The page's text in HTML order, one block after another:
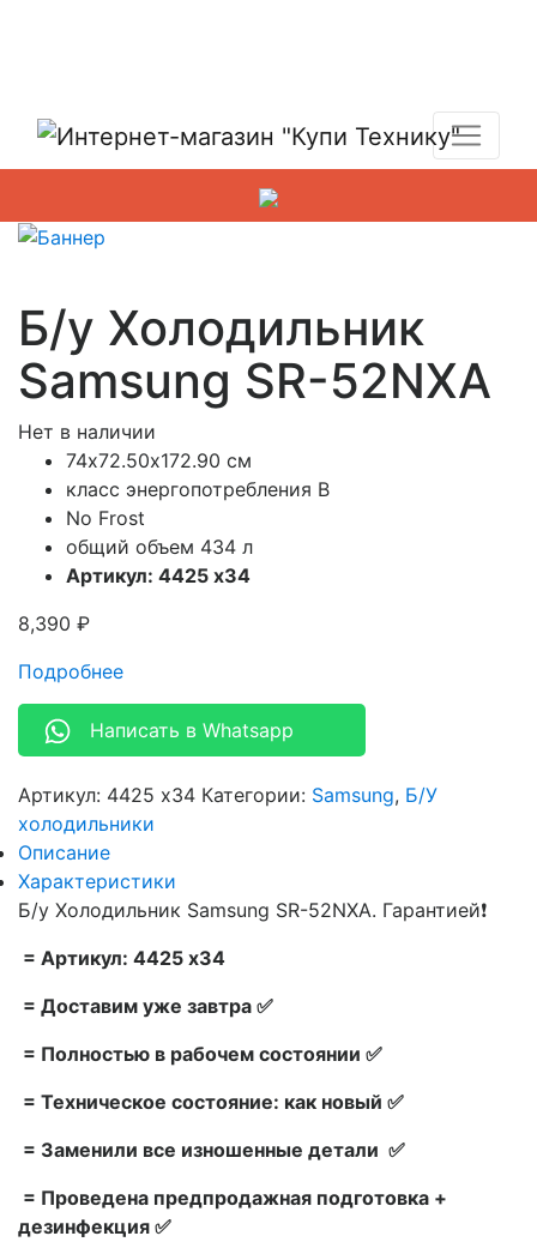
Б/у Холодильник
Samsung SR-52NXA
Нет в наличии
74х72.50х172.90 см
класс энергопотребления B
No Frost
общий объем 434 л
Артикул: 4425 x34
8,390 ₽
Подробнее
Написать в Whatsapp
Артикул: 4425 x34 Категории: Samsung, Б/У
холодильники
Описание
Характеристики
Б/у Холодильник Samsung SR-52NXA. Гарантией❗
= Артикул: 4425 x34
= Доставим уже завтра ✅
= Полностью в рабочем состоянии ✅
= Техническое состояние: как новый ✅
= Заменили все изношенные детали ✅
= Проведена предпродажная подготовка +
дезинфекция ✅